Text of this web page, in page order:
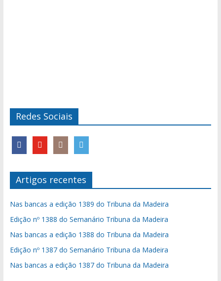
Redes Sociais
Artigos recentes
Nas bancas a edição 1389 do Tribuna da Madeira
Edição nº 1388 do Semanário Tribuna da Madeira
Nas bancas a edição 1388 do Tribuna da Madeira
Edição nº 1387 do Semanário Tribuna da Madeira
Nas bancas a edição 1387 do Tribuna da Madeira